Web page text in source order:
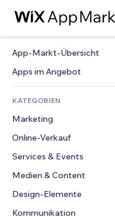
App-Markt-Übersicht
Apps im Angebot
KATEGORIEN
Marketing
Anzeigen
Mobil
Statistiken
Online-Verkauf
Apps für Shops
Versand & Lieferung
Verkaufen-Buttons
Services & Events
Hotels
Events
Restaurants
Medien & Content
Galerie
Musik
Design-Elemente
Karten & Navigation